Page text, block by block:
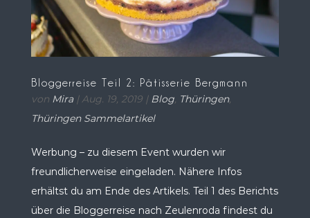
Bloggerreise Teil 2: Pâtisserie Bergmann
von Mira|Aug. 19, 2019| Blog, Thüringen,
Thüringen Sammelartikel
Werbung – zu diesem Event wurden wir
freundlicherweise eingeladen. Nähere Infos
erhältst du am Ende des Artikels. Teil 1 des Berichts
über die Bloggerreise nach Zeulenroda findest du